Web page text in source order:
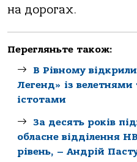
на дорогах.
Перегляньте також:
В Рівному
Легенд» із
істотами
За десять років
обласне відділення
рівень, – Андрій